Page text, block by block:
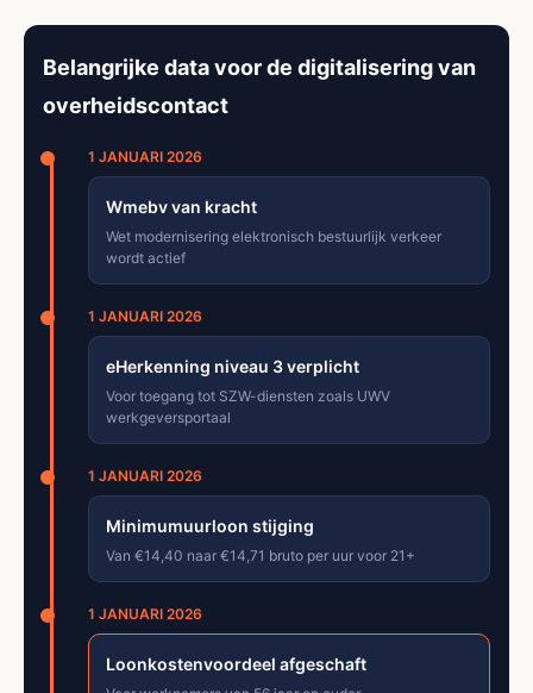
Belangrijke data voor de digitalisering van
overheidscontact
1 JANUARI 2026
Wmebv van kracht
Wet modernisering elektronisch bestuurlijk verkeer
wordt actief
1 JANUARI 2026
eHerkenning niveau 3 verplicht
Voor toegang tot SZW-diensten zoals UWV
werkgeversportaal
1 JANUARI 2026
Minimumuurloon stijging
Van €14,40 naar €14,71 bruto per uur voor 21+
1 JANUARI 2026
Loonkostenvoordeel afgeschaft